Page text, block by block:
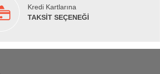
Kredi Kartlarına
TAKSİT SEÇENEĞİ